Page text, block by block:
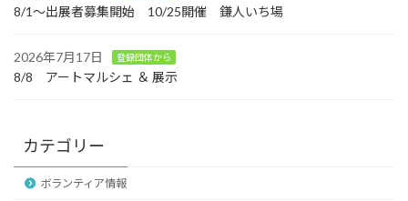
8/1～出展者募集開始 10/25開催 鎌人いち場
2026年7月17日 登録団体から
8/8 アートマルシェ ＆ 展示
カテゴリー
ボランティア情報